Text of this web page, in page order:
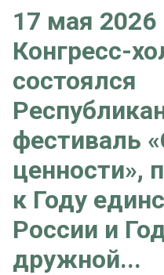
17 мая 2026
Конгресс-
состоялся
фестиваль
ценности»,
к Году
России и
дружной...